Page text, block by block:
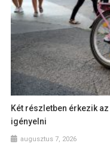
Két részletben érkezik
igényelni
augusztus 7, 2026